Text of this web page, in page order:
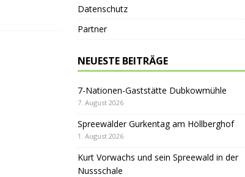
Datenschutz
Partner
NEUESTE BEITRÄGE
7-Nationen-Gaststätte Dubkowmühle
7. August 2026
Spreewälder Gurkentag am Höllberghof
1. August 2026
Kurt Vorwachs und sein Spreewald in der
Nussschale